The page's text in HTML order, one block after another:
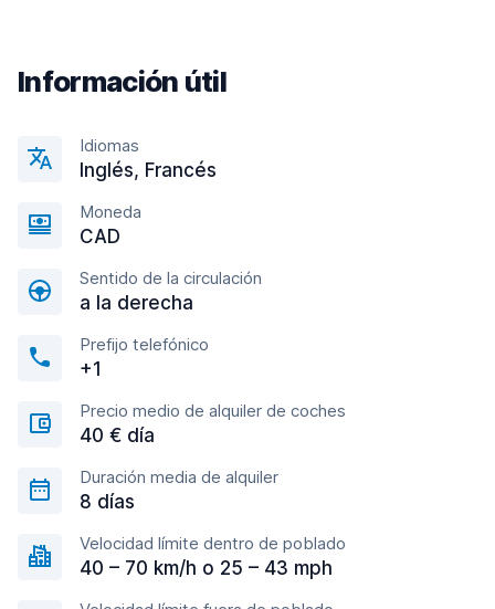
Información útil
Idiomas
Inglés, Francés
Moneda
CAD
Sentido de la circulación
a la derecha
Prefijo telefónico
+1
Precio medio de alquiler de coches
40 € día
Duración media de alquiler
8 días
Velocidad límite dentro de poblado
40 – 70 km/h o 25 – 43 mph